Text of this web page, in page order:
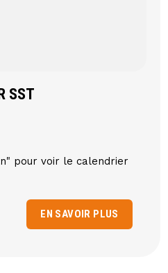
SST
pour voir le calendrier
EN SAVOIR PLUS